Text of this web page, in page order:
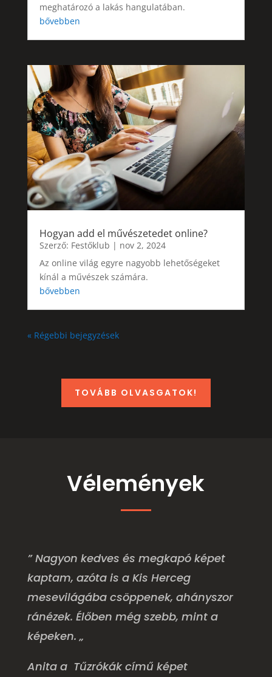
meghatározó a lakás hangulatában.
bővebben
Hogyan add el művészetedet online?
Szerző: Festőklub | nov 2, 2024
Az online világ egyre nagyobb lehetőségeket
kínál a művészek számára.
bővebben
« Régebbi bejegyzések
TOVÁBB OLVASGATOK!
Vélemények
” Nagyon kedves és megkapó képet
kaptam, azóta is a Kis Herceg
mesevilágába csöppenek, ahányszor
ránézek. Élőben még szebb, mint a
képeken. „
Anita a Tűzrókák című képet